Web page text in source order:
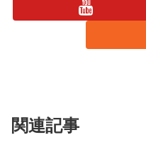
関連記事